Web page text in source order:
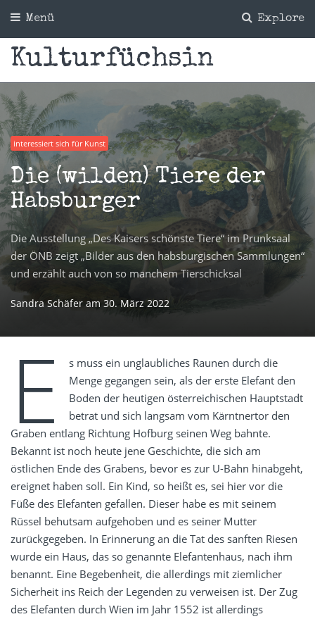
Explore
Menü
Kulturfüchsin
interessiert sich für Kunst
Die (wilden) Tiere der
Habsburger
Die Ausstellung „Des Kaisers schönste Tiere“ im Prunksaal
der ÖNB zeigt „Bilder aus den habsburgischen Sammlungen“
und erzählt auch von so manchem Tierschicksal
Sandra Schäfer am 30. März 2022
E
s muss ein unglaubliches Raunen durch die
Menge gegangen sein, als der erste Elefant den
Boden der heutigen österreichischen Hauptstadt
betrat und sich langsam vom Kärntnertor den
Graben entlang Richtung Hofburg seinen Weg bahnte.
Bekannt ist noch heute jene Geschichte, die sich am
östlichen Ende des Grabens, bevor es zur U-Bahn hinabgeht,
ereignet haben soll. Ein Kind, so heißt es, sei hier vor die
Füße des Elefanten gefallen. Dieser habe es mit seinem
Rüssel behutsam aufgehoben und es seiner Mutter
zurückgegeben. In Erinnerung an die Tat des sanften Riesen
wurde ein Haus, das so genannte Elefantenhaus, nach ihm
benannt. Eine Begebenheit, die allerdings mit ziemlicher
Sicherheit ins Reich der Legenden zu verweisen ist. Der Zug
des Elefanten durch Wien im Jahr 1552 ist allerdings